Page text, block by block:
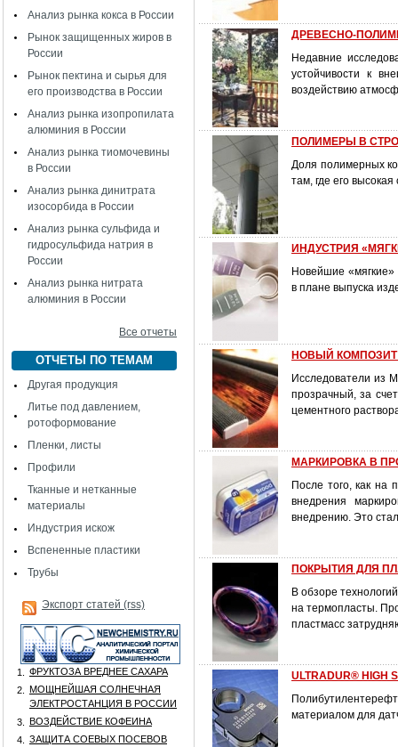
Анализ рынка кокса в России
Рынок защищенных жиров в
России
Рынок пектина и сырья для
его производства в России
Анализ рынка изопропилата
алюминия в России
Анализ рынка тиомочевины
в России
Анализ рынка динитрата
изосорбида в России
Анализ рынка сульфида и
гидросульфида натрия в
России
Анализ рынка нитрата
алюминия в России
Все отчеты
ОТЧЕТЫ ПО ТЕМАМ
Другая продукция
Литье под давлением,
ротоформование
Пленки, листы
Профили
Тканные и нетканные
материалы
Индустрия искож
Вспененные пластики
Трубы
Экспорт статей (rss)
1.
ФРУКТОЗА ВРЕДНЕЕ САХАРА
2.
МОЩНЕЙШАЯ СОЛНЕЧНАЯ
ЭЛЕКТРОСТАНЦИЯ В РОССИИ
3.
ВОЗДЕЙСТВИЕ КОФЕИНА
4.
ЗАЩИТА СОЕВЫХ ПОСЕВОВ
ДРЕВЕСНО-
Недавние
устойчивости к
воздействию
ПОЛИМЕРЫ В
Доля полимерных
там, где его
ИНДУСТРИЯ
Новейшие «мягкие»
в плане выпуска
НОВЫЙ КОМПОЗИТ:
Исследователи из
прозрачный, за
цементного
МАРКИРОВКА В
После того, как на
внедрения
внедрению. Это
ПОКРЫТИЯ ДЛЯ
В обзоре
на термопласты.
пластмасс
ULTRADUR® HIGH
материалом для